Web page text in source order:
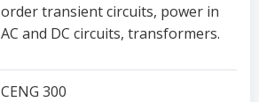
order transient circuits, power in
AC and DC circuits, transformers.
CENG 300